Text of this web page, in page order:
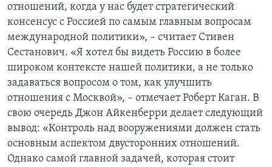
отношений, когда у нас будет стратегический
консенсус с Россией по самым главным вопросам
международной политики», – считает Стивен
Сестанович. «Я хотел бы видеть Россию в более
широком контексте нашей политики, а не только
задаваться вопросом о том, как улучшить
отношения с Москвой», – отмечает Роберт Каган. В
свою очередь Джон Айкенберри делает следующий
вывод: «Контроль над вооружениями должен стать
основным аспектом двусторонних отношений.
Однако самой главной задачей, которая стоит